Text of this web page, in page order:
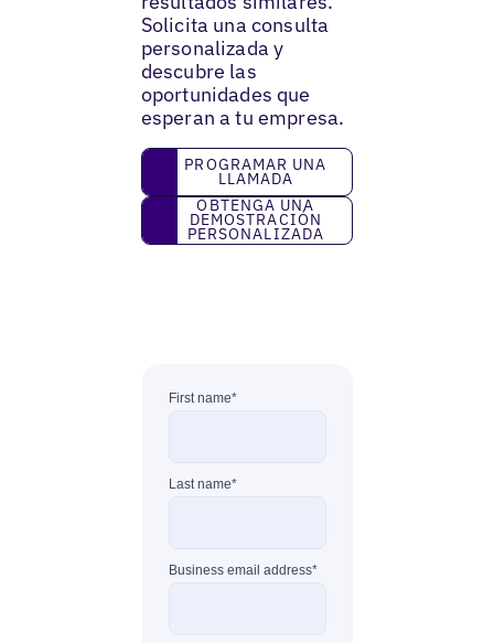
Solicita una consulta
personalizada y
descubre las
oportunidades que
esperan a tu empresa.
Programar una llamada
PROGRAMAR UNA
LLAMADA
Obtenga una demostración
OBTENGA UNA
DEMOSTRACIÓN
PERSONALIZADA